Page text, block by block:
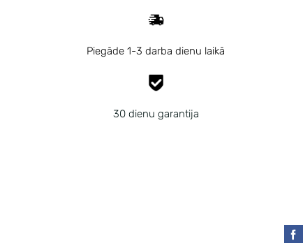
Piegāde 1-3 darba dienu laikā
30 dienu garantija